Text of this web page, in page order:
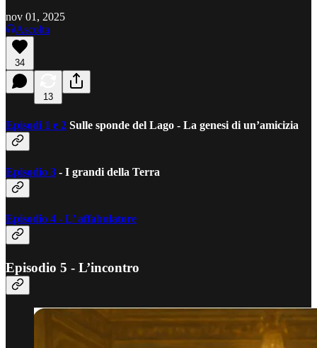
nov 01, 2025
Ascolta
34
13
Episodi 1 e 2 Sulle sponde del Lago - La genesi di un’amicizia
Episodio 3 - I grandi della Terra
Episodio 4 - L’ affabulatore
Episodio 5 - L’incontro